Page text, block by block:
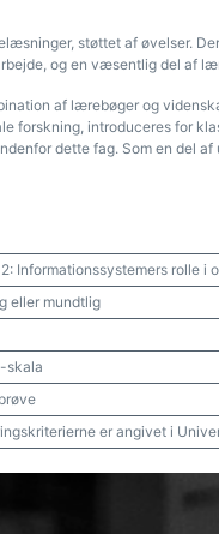
støttet af øvelser.
og en væsentlig del af
af lærebøger og
forskning, introduceres for
dette fag. Som en del
Informationssystemers rolle i
eller mundtlig
skala
er angivet i